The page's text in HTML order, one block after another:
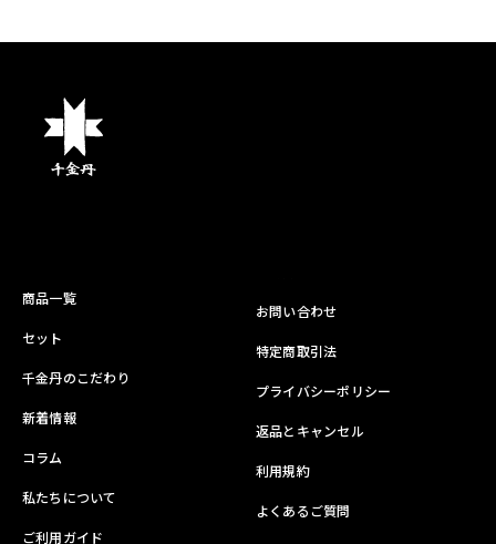
商品一覧
セット
千金丹のこだわり
新着情報
コラム
私たちについて
ご利用ガイド
お問い合わせ
特定商取引法
プライバシーポリシー
返品とキャンセル
利用規約
よくあるご質問